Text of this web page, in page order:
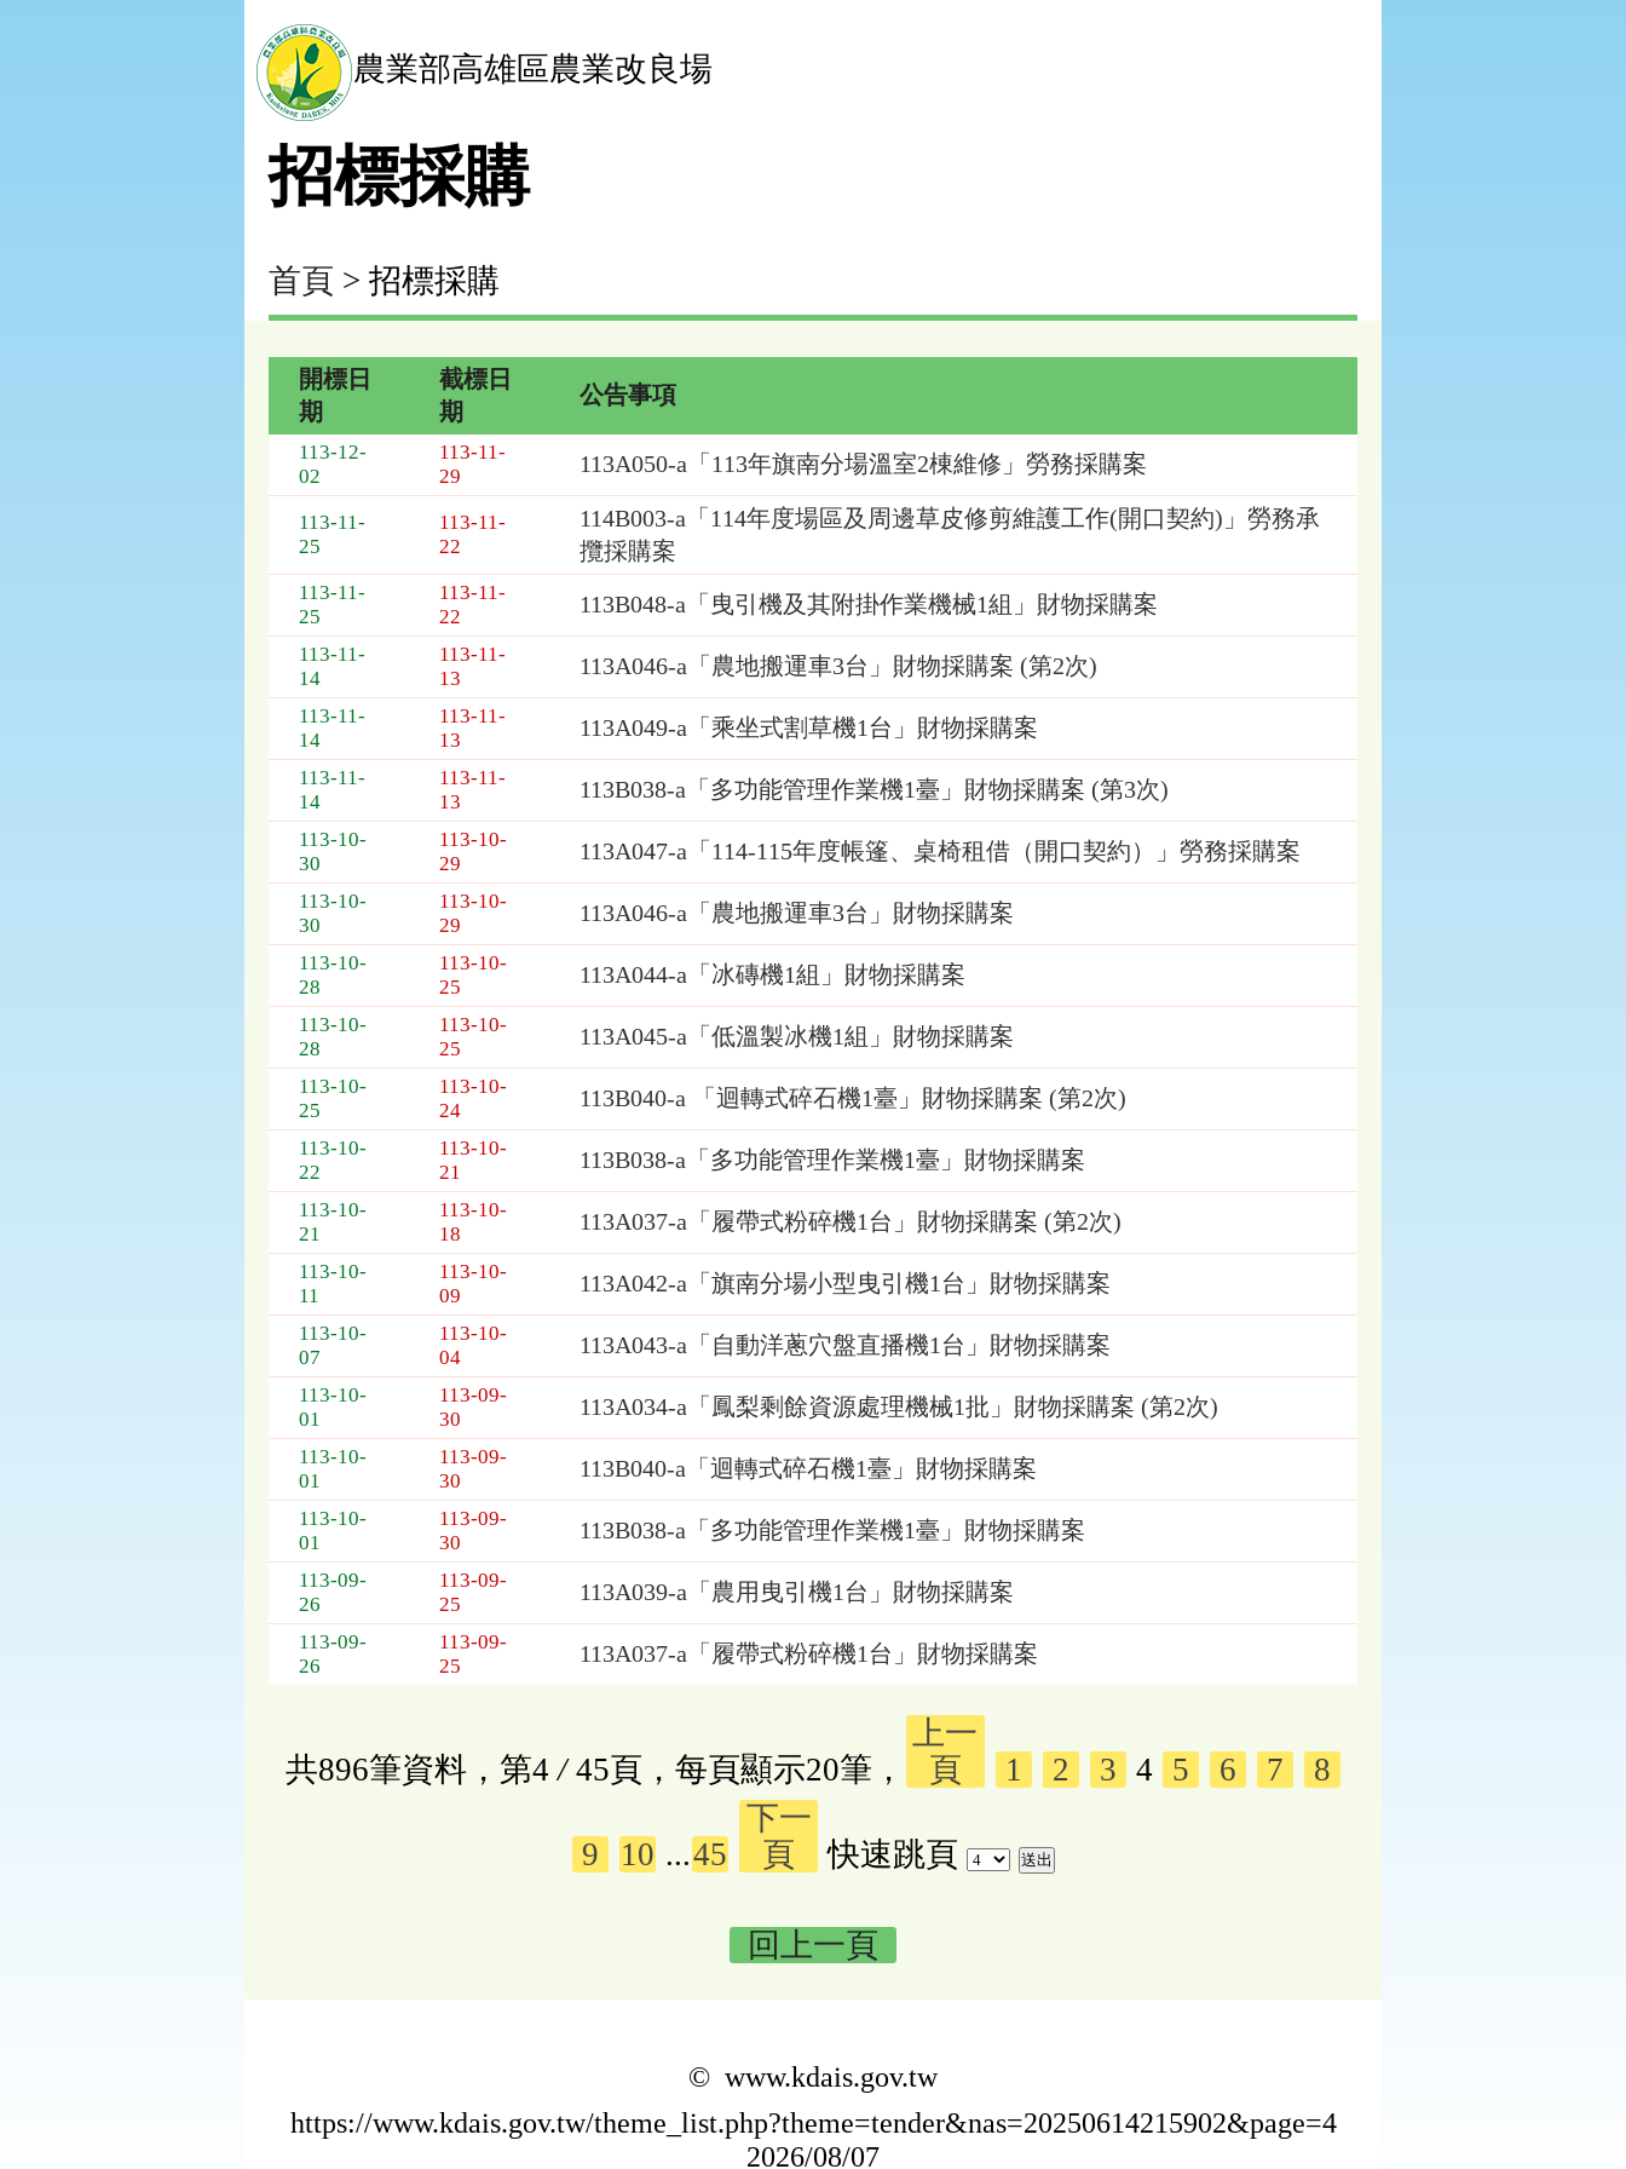
農業部高雄區農業改良場
招標採購
首頁 > 招標採購
採
表，
為：
期、
截
期、
項
開標日
期
截標日
期
公告事項
113-12-
02
113-11-
29
113A050-a「113年旗南分場溫室2棟維修」勞務採購案
113-11-
25
113-11-
22
114B003-a「114年度場區及周邊草皮修剪維護工作(開口契約)」勞務承
攬採購案
113-11-
25
113-11-
22
113B048-a「曳引機及其附掛作業機械1組」財物採購案
113-11-
14
113-11-
13
113A046-a「農地搬運車3台」財物採購案 (第2次)
113-11-
14
113-11-
13
113A049-a「乘坐式割草機1台」財物採購案
113-11-
14
113-11-
13
113B038-a「多功能管理作業機1臺」財物採購案 (第3次)
113-10-
30
113-10-
29
113A047-a「114-115年度帳篷、桌椅租借（開口契約）」勞務採購案
113-10-
30
113-10-
29
113A046-a「農地搬運車3台」財物採購案
113-10-
28
113-10-
25
113A044-a「冰磚機1組」財物採購案
113-10-
28
113-10-
25
113A045-a「低溫製冰機1組」財物採購案
113-10-
25
113-10-
24
113B040-a 「迴轉式碎石機1臺」財物採購案 (第2次)
113-10-
22
113-10-
21
113B038-a「多功能管理作業機1臺」財物採購案
113-10-
21
113-10-
18
113A037-a「履帶式粉碎機1台」財物採購案 (第2次)
113-10-
11
113-10-
09
113A042-a「旗南分場小型曳引機1台」財物採購案
113-10-
07
113-10-
04
113A043-a「自動洋蔥穴盤直播機1台」財物採購案
113-10-
01
113-09-
30
113A034-a「鳳梨剩餘資源處理機械1批」財物採購案 (第2次)
113-10-
01
113-09-
30
113B040-a「迴轉式碎石機1臺」財物採購案
113-10-
01
113-09-
30
113B038-a「多功能管理作業機1臺」財物採購案
113-09-
26
113-09-
25
113A039-a「農用曳引機1台」財物採購案
113-09-
26
113-09-
25
113A037-a「履帶式粉碎機1台」財物採購案
共896筆資料，第4 /45頁，每頁顯示20筆，
上一
頁
1 2 3 4 5 6 7 8
9 10 ...45
下一
頁
快速跳頁
回上一頁
© www.kdais.gov.tw
https://www.kdais.gov.tw/theme_list.php?theme=tender&nas=20250614215902&page=4
2026/08/07